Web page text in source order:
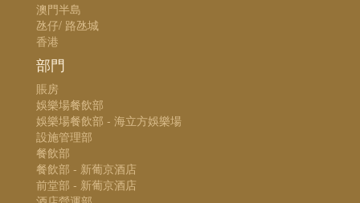
澳門半島
氹仔/ 路氹城
香港
部門
賬房
娛樂場餐飲部
娛樂場餐飲部 - 海立方娛樂場
設施管理部
餐飲部
餐飲部 - 新葡京酒店
前堂部 - 新葡京酒店